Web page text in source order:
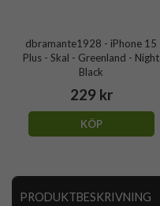
dbramante1928 - iPhone 15
Plus - Skal - Greenland - Night
Black
229 kr
KÖP
PRODUKTBESKRIVNING